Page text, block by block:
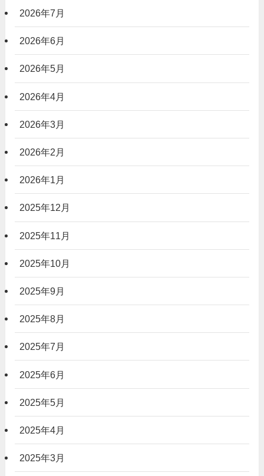
2026年7月
2026年6月
2026年5月
2026年4月
2026年3月
2026年2月
2026年1月
2025年12月
2025年11月
2025年10月
2025年9月
2025年8月
2025年7月
2025年6月
2025年5月
2025年4月
2025年3月